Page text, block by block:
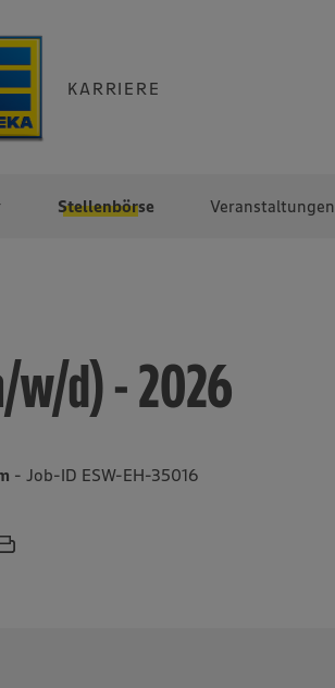
KARRIERE
Stellenbörse Veranstaltungen
Selbstständig mit EDEKA
w/d) - 2026
- Job-ID ESW-EH-35016